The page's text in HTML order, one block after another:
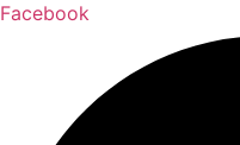
Facebook